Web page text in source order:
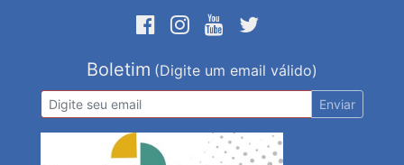
Boletim (Digite um email válido)
Enviar